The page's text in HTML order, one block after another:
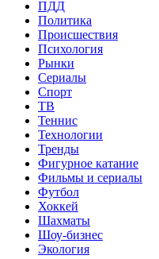
ПДД
Политика
Происшествия
Психология
Рынки
Сериалы
Спорт
ТВ
Теннис
Технологии
Тренды
Фигурное катание
Фильмы и сериалы
Футбол
Хоккей
Шахматы
Шоу-бизнес
Экология